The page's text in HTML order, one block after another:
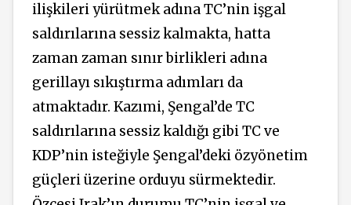
ilişkileri yürütmek adına TC’nin işgal
saldırılarına sessiz kalmakta, hatta
zaman zaman sınır birlikleri adına
gerillayı sıkıştırma adımları da
atmaktadır. Kazımi, Şengal’de TC
saldırılarına sessiz kaldığı gibi TC ve
KDP’nin isteğiyle Şengal’deki özyönetim
güçleri üzerine orduyu sürmektedir.